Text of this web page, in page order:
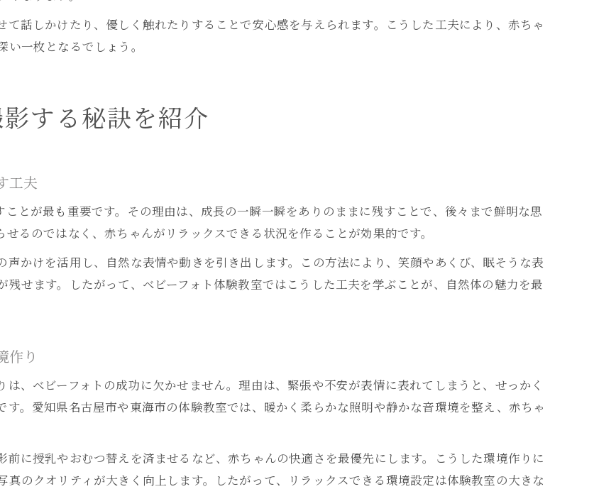
話しかけたり、優しく触れたりすることで安心感を与えられます。こうした工夫により、赤ちゃ
一枚となるでしょう。
する秘訣を紹介
工夫
とが最も重要です。その理由は、成長の一瞬一瞬をありのままに残すことで、後々まで鮮明な思
るのではなく、赤ちゃんがリラックスできる状況を作ることが効果的です。
かけを活用し、自然な表情や動きを引き出します。この方法により、笑顔やあくび、眠そうな表
せます。したがって、ベビーフォト体験教室ではこうした工夫を学ぶことが、自然体の魅力を最
作り
、ベビーフォトの成功に欠かせません。理由は、緊張や不安が表情に表れてしまうと、せっかく
。愛知県名古屋市や東海市の体験教室では、暖かく柔らかな照明や静かな音環境を整え、赤ちゃ
に授乳やおむつ替えを済ませるなど、赤ちゃんの快適さを最優先にします。こうした環境作りに
のクオリティが大きく向上します。したがって、リラックスできる環境設定は体験教室の大きな